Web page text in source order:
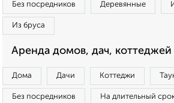
Без посредников Деревянные
Из бруса
Аренда домов, дач, коттеджей
Дома Дачи Коттеджи
Без посредников На длительный